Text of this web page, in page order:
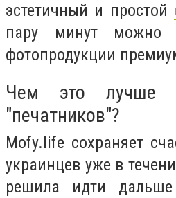
эстетичный и простой
пару минут можно
фотопродукции
Чем это лучше
"печатников"?
Mofy.life сохраняет
украинцев уже в
решила идти